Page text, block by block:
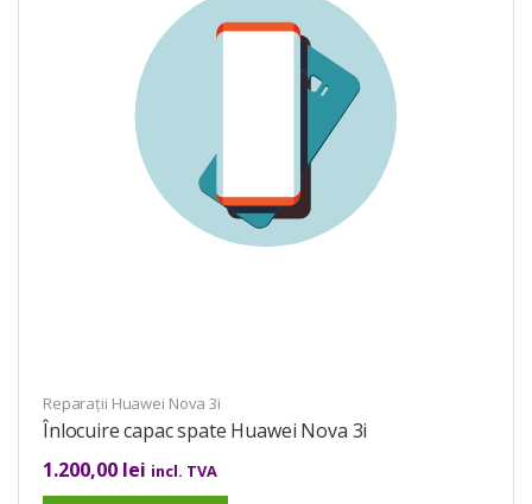
Reparații Huawei Nova 3i
Înlocuire capac spate Huawei Nova 3i
1.200,00 lei incl. TVA